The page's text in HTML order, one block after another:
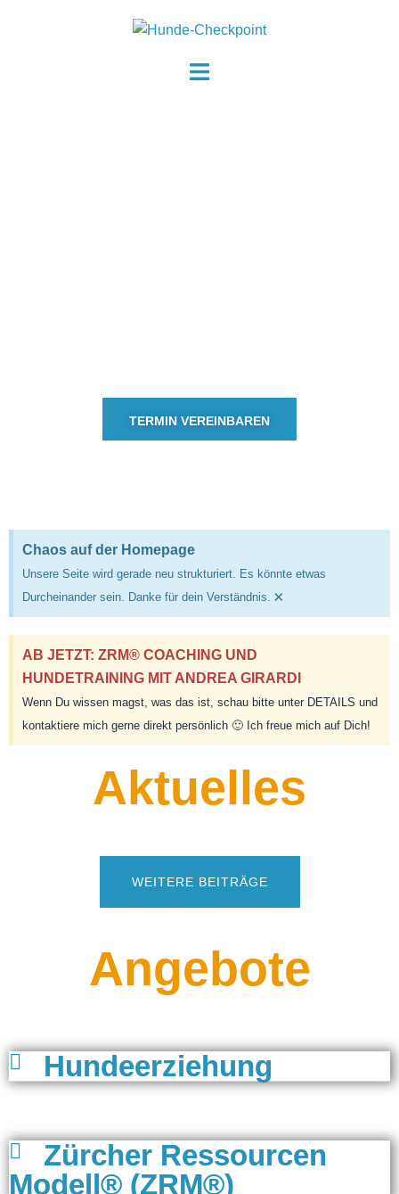
TERMIN VEREINBAREN
Chaos auf der Homepage
Unsere Seite wird gerade neu strukturiert. Es könnte etwas
Durcheinander sein. Danke für dein Verständnis. ×
AB JETZT: ZRM® COACHING UND
HUNDETRAINING MIT ANDREA GIRARDI
Wenn Du wissen magst, was das ist, schau bitte unter DETAILS und
kontaktiere mich gerne direkt persönlich 🙂 Ich freue mich auf Dich!
Aktuelles
WEITERE BEITRÄGE
Angebote
Hundeerziehung
Zürcher Ressourcen
Modell® (ZRM®)